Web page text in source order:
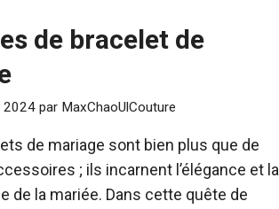
de bracelet de
2024 par MaxChaoUlCouture
de mariage sont bien plus que de
; ils incarnent l’élégance et la
de la mariée. Dans cette quête de